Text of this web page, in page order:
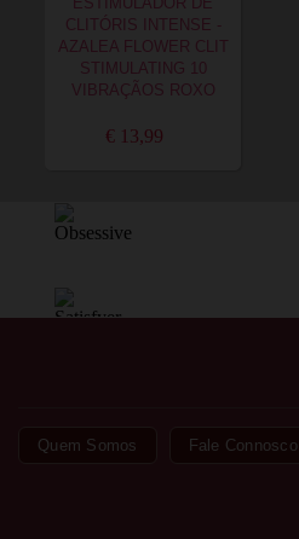
ESTIMULADOR DE
CLITÓRIS INTENSE -
AZALEA FLOWER CLIT
STIMULATING 10
VIBRAÇÃOS ROXO
€ 13,99
Quem Somos Fale Connosco